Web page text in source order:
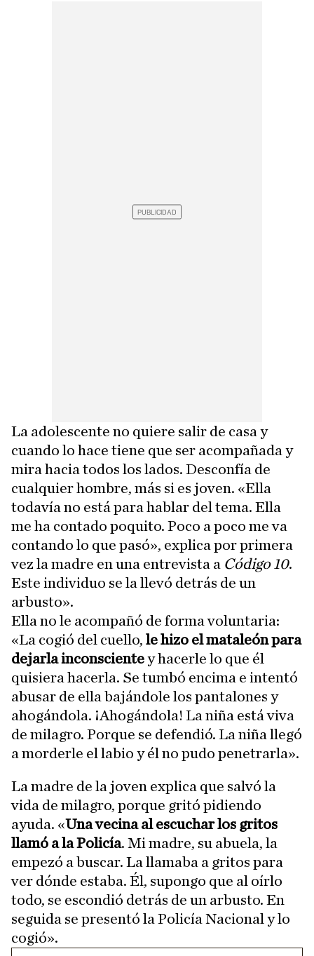
La adolescente no quiere salir de casa y
cuando lo hace tiene que ser acompañada y
mira hacia todos los lados. Desconfía de
cualquier hombre, más si es joven. «Ella
todavía no está para hablar del tema. Ella
me ha contado poquito. Poco a poco me va
contando lo que pasó», explica por primera
vez la madre en una entrevista a Código 10.
Este individuo se la llevó detrás de un
arbusto».
Ella no le acompañó de forma voluntaria:
«La cogió del cuello, le hizo el mataleón para
dejarla inconscientey hacerle lo que él
quisiera hacerla. Se tumbó encima e intentó
abusar de ella bajándole los pantalones y
ahogándola. ¡Ahogándola! La niña está viva
de milagro. Porque se defendió. La niña llegó
a morderle el labio y él no pudo penetrarla».
La madre de la joven explica que salvó la
vida de milagro, porque gritó pidiendo
ayuda. «Una vecina al escuchar los gritos
llamó a la Policía. Mi madre, su abuela, la
empezó a buscar. La llamaba a gritos para
ver dónde estaba. Él, supongo que al oírlo
todo, se escondió detrás de un arbusto. En
seguida se presentó la Policía Nacional y lo
cogió».